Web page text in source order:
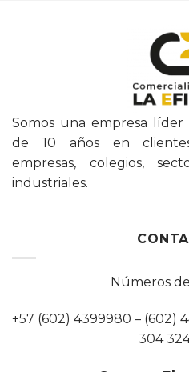
Somos una empresa
de 10 años en
empresas, colegios,
industriales.
Números
+57 (602) 4399980 – (602)
304